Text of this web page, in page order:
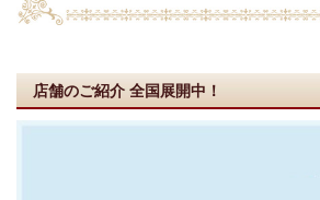
店舗のご紹介 全国展開中！